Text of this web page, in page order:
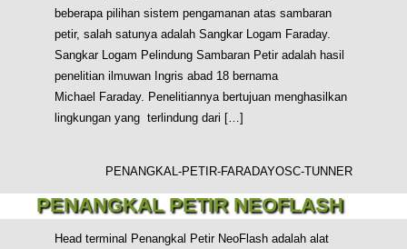
beberapa pilihan sistem pengamanan atas sambaran
petir, salah satunya adalah Sangkar Logam Faraday.
Sangkar Logam Pelindung Sambaran Petir adalah hasil
penelitian ilmuwan Ingris abad 18 bernama
Michael Faraday. Penelitiannya bertujuan menghasilkan
lingkungan yang terlindung dari […]
OSC-TUNNER
PENANGKAL-PETIR-FARADAY
PENANGKAL PETIR NEOFLASH
Head terminal Penangkal Petir NeoFlash adalah alat